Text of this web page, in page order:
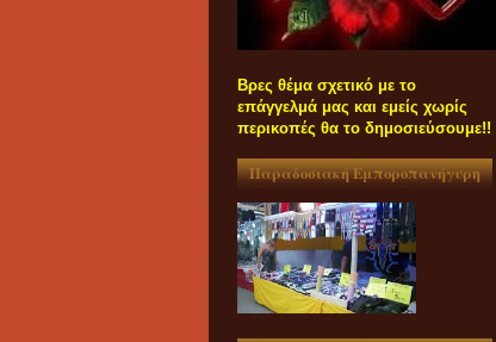
Βρες θέμα σχετικό με το
επάγγελμά μας και εμείς χωρίς
περικοπές θα το δημοσιεύσουμε!!
Παραδοσιακή Εμποροπανήγυρη